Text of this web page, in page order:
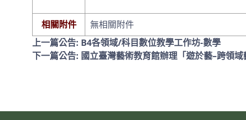
相關附件
無相關附件
上一篇公告: B4各領域/科目數位教學工作坊-數學
下一篇公告: 國立臺灣藝術教育館辦理「遊於藝–跨領